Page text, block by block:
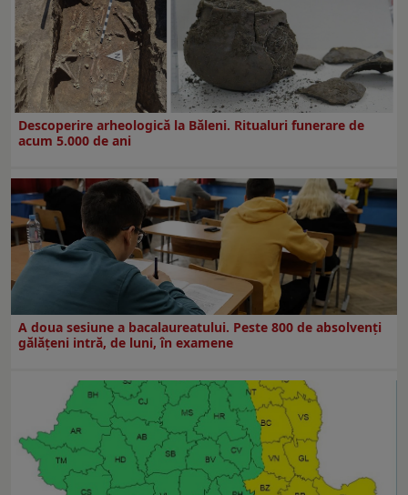
Descoperire arheologică la Băleni. Ritualuri funerare de
acum 5.000 de ani
A doua sesiune a bacalaureatului. Peste 800 de absolvenţi
gălăţeni intră, de luni, în examene